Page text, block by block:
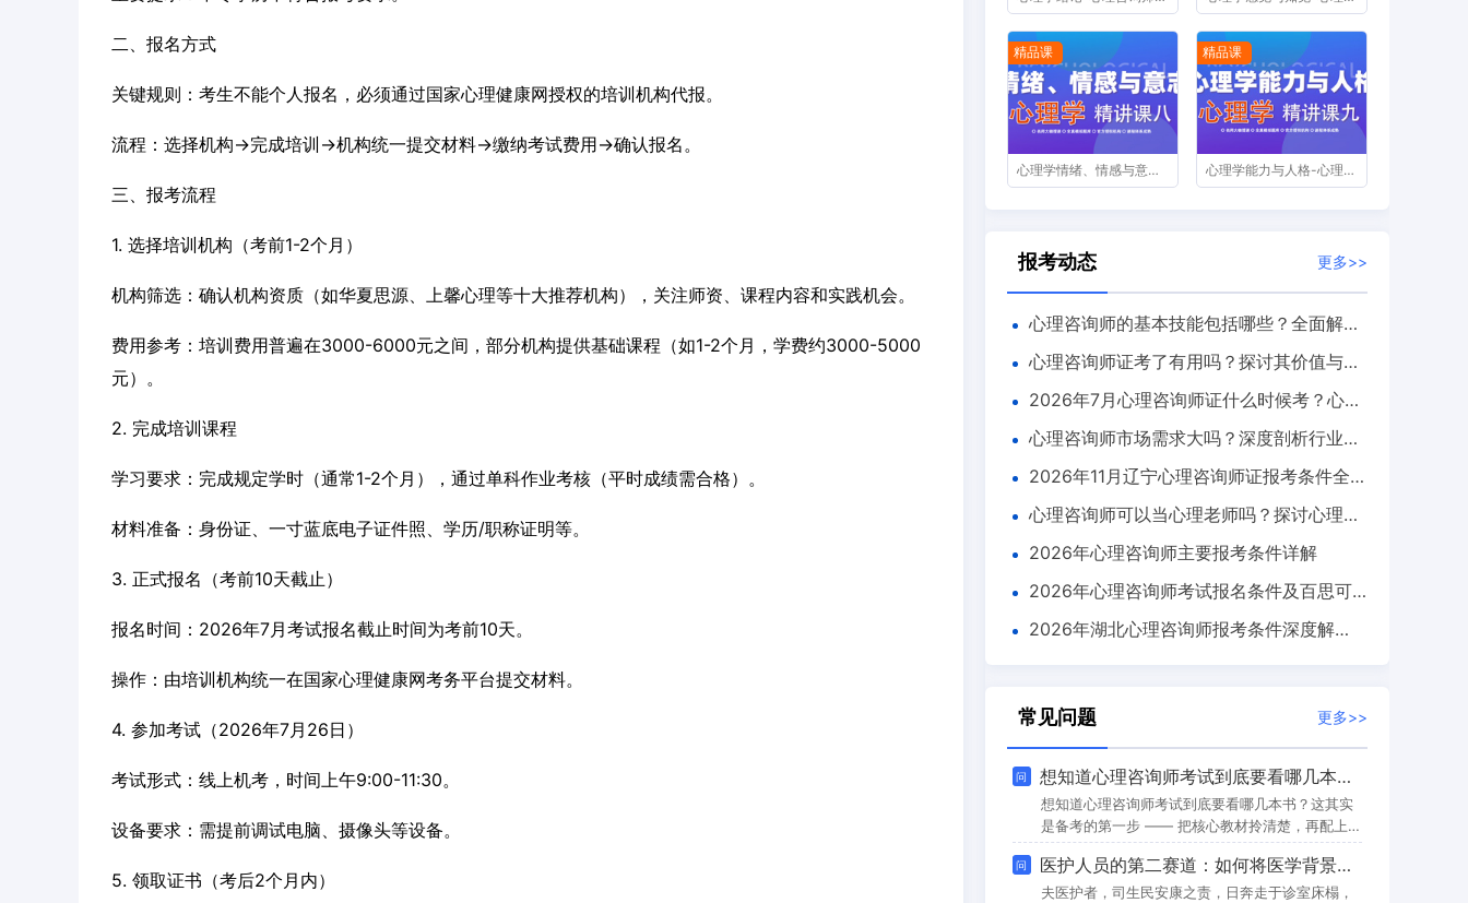
二、报名方式
关键规则：考生不能个人报名，必须通过国家心理健康网授权的培训机构代报。
流程：选择机构→完成培训→机构统一提交材料→缴纳考试费用→确认报名。
三、报考流程
1. 选择培训机构（考前1-2个月）
机构筛选：确认机构资质（如华夏思源、上馨心理等十大推荐机构），关注师资、课程内容和实践机会。
费用参考：培训费用普遍在3000-6000元之间，部分机构提供基础课程（如1-2个月，学费约3000-5000
元）。
2. 完成培训课程
学习要求：完成规定学时（通常1-2个月），通过单科作业考核（平时成绩需合格）。
材料准备：身份证、一寸蓝底电子证件照、学历/职称证明等。
3. 正式报名（考前10天截止）
报名时间：2026年7月考试报名截止时间为考前10天。
操作：由培训机构统一在国家心理健康网考务平台提交材料。
4. 参加考试（2026年7月26日）
考试形式：线上机考，时间上午9:00-11:30。
设备要求：需提前调试电脑、摄像头等设备。
5. 领取证书（考后2个月内）
精品课
心理学情绪、情感与意志-心理咨询师精讲课第八节
精品课
心理学能力与人格-心理咨询师精讲课第九节
报考动态 更多>>
心理咨询师的基本技能包括哪些？全面解析
与实用指南
心理咨询师证考了有用吗？探讨其价值与前
景 2026年7月心理咨询师证什么时候考？心理
咨询师证考试全知道
心理咨询师市场需求大吗？深度剖析行业前
景与发展走向
2026年11月辽宁心理咨询师证报考条件全解
析 心理咨询师可以当心理老师吗？探讨心理咨
询师的多重职业路径
2026年心理咨询师主要报考条件详解
2026年心理咨询师考试报名条件及百思可
瑞教育报考指南
2026年湖北心理咨询师报考条件深度解
常见问题 更多>>
问 想知道心理咨询师考试到底要看哪几本书？
想知道心理咨询师考试到底要看哪几本书？这其实
是备考的第一步 —— 把核心教材拎清楚，再配上合
适的辅助资料，复习才能有方向。今天就来好好说
说这些书的作用，以及怎么用它们高效备考。核心
教材就两本，但得嚼透了心理咨询师考试的 “主心
问 医护人员的第二赛道：如何将医学背景与心理咨询结合？
夫医护者，司生民安康之责，日奔走于诊室床榻，